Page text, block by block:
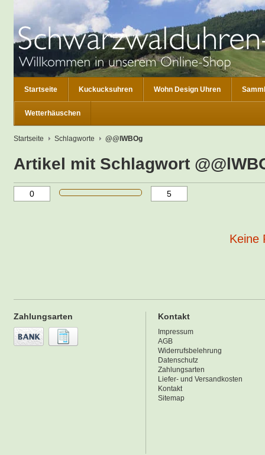
Startseite Kuckucksuhren Wohn Design Uhren
Wetterhäuschen
Startseite Schlagworte @@lWBOg
Artikel mit Schlagwort
Keine
Zahlungsarten Kontakt
Impressum
AGB
Widerrufsbelehrung
Datenschutz
Zahlungsarten
Liefer- und Versandkosten
Kontakt
Sitemap